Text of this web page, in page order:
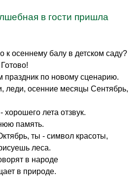
в гости пришла
к осеннему балу в детском саду?
Готово!
праздник по новому сценарию.
леди, осенние месяцы Сентябрь,
хорошего лета отзвук.
память.
ты - символ красоты,
леса.
в народе
в природе.